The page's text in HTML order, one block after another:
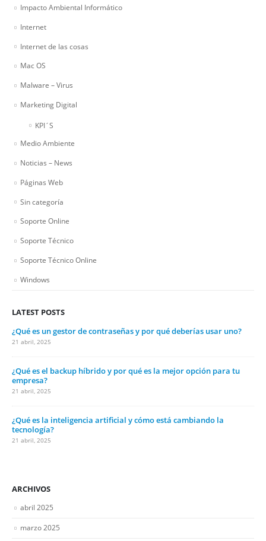
Impacto Ambiental Informático
Internet
Internet de las cosas
Mac OS
Malware – Virus
Marketing Digital
KPI´S
Medio Ambiente
Noticias – News
Páginas Web
Sin categoría
Soporte Online
Soporte Técnico
Soporte Técnico Online
Windows
LATEST POSTS
¿Qué es un gestor de contraseñas y por qué deberías usar uno?
21 abril, 2025
¿Qué es el backup híbrido y por qué es la mejor opción para tu
empresa?
21 abril, 2025
¿Qué es la inteligencia artificial y cómo está cambiando la
tecnología?
21 abril, 2025
ARCHIVOS
abril 2025
marzo 2025